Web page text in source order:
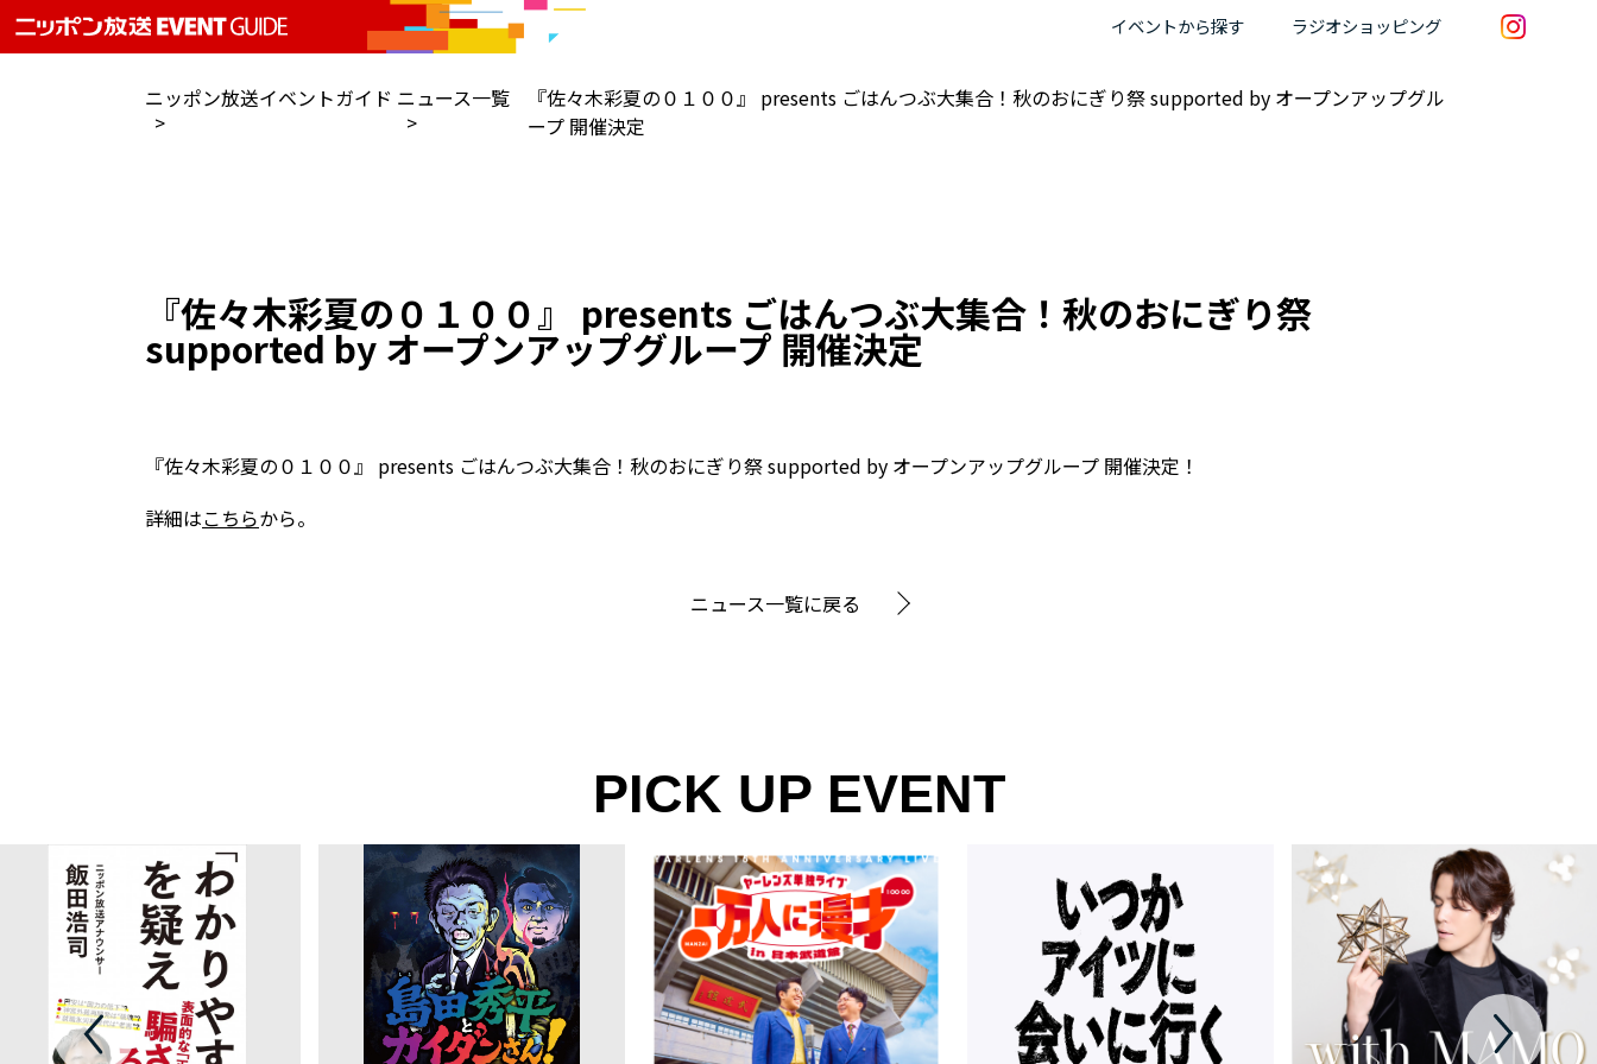
イベントから探す ラジオショッピング
ニッポン放送イベントガイド ニュース一覧
『佐々木彩夏の０１００』 presents ごはんつぶ大集合！秋のおにぎり祭 supported by オープンアップグル
ープ 開催決定
『佐々木彩夏の０１００』 presents ごはんつぶ大集合！秋のおにぎり祭
supported by オープンアップグループ 開催決定
『佐々木彩夏の０１００』 presents ごはんつぶ大集合！秋のおにぎり祭 supported by オープンアップグループ 開催決定！
詳細はこちらから。
ニュース一覧に戻る
PICK UP EVENT